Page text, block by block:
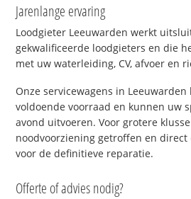
Jarenlange ervaring
Loodgieter Leeuwarden werkt
gekwalificeerde loodgieters en die
met uw waterleiding, CV, afvoer en
Onze servicewagens in
voldoende voorraad en kunnen uw
avond uitvoeren. Voor grotere
noodvoorziening getroffen en direct
voor de definitieve reparatie.
Offerte of advies nodig?